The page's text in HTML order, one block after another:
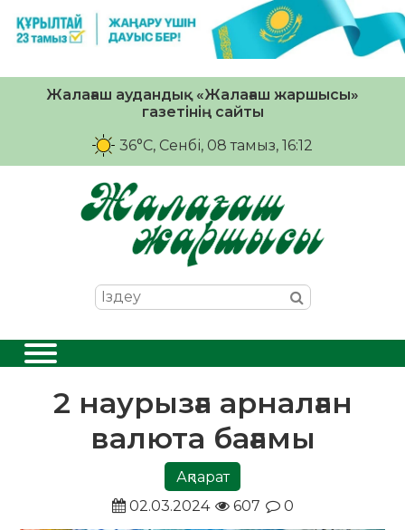
Жалағаш аудандық «Жалағаш жаршысы»
газетінің сайты
36°C, Сенбі, 08 тамыз, 16:12
2 наурызға арналған
валюта бағамы
Ақпарат
02.03.2024
607 0